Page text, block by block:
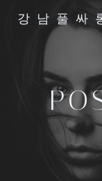
강남풀싸